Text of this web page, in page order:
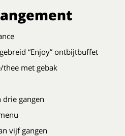
“Enjoy” ontbijtbuffet
met gebak
gangen
vijf gangen